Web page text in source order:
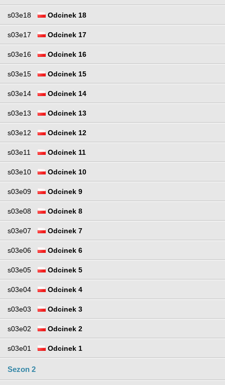
s03e18 Odcinek 18
s03e17 Odcinek 17
s03e16 Odcinek 16
s03e15 Odcinek 15
s03e14 Odcinek 14
s03e13 Odcinek 13
s03e12 Odcinek 12
s03e11 Odcinek 11
s03e10 Odcinek 10
s03e09 Odcinek 9
s03e08 Odcinek 8
s03e07 Odcinek 7
s03e06 Odcinek 6
s03e05 Odcinek 5
s03e04 Odcinek 4
s03e03 Odcinek 3
s03e02 Odcinek 2
s03e01 Odcinek 1
Sezon 2